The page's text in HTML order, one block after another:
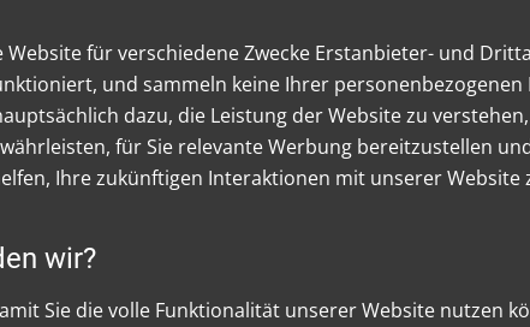
für verschiedene Zwecke Erstanbieter- und
und sammeln keine Ihrer personenbezogenen
dazu, die Leistung der Website zu
für Sie relevante Werbung bereitzustellen
Ihre zukünftigen Interaktionen mit unserer Website
wir?
Sie die volle Funktionalität unserer Website nutzen